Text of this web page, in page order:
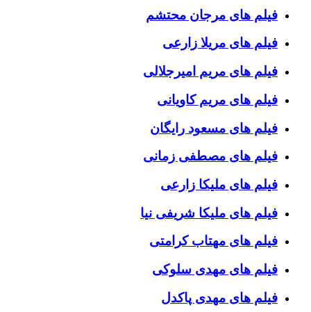
فیلم های مرجان محتشم
فیلم های مریلا زارعی
فیلم های مریم امیرجلالی
فیلم های مریم کاویانی
فیلم های مسعود رایگان
فیلم های مصطفی زمانی
فیلم های ملیکا زارعی
فیلم های ملیکا شریفی نیا
فیلم های مهتاب کرامتی
فیلم های مهدی سلوکی
فیلم های مهدی پاکدل